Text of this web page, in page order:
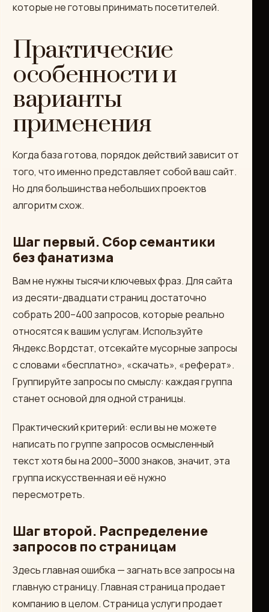
которые не готовы принимать посетителей.
Практические
особенности и
варианты
применения
Когда база готова, порядок действий зависит от
того, что именно представляет собой ваш сайт.
Но для большинства небольших проектов
алгоритм схож.
Шаг первый. Сбор семантики
без фанатизма
Вам не нужны тысячи ключевых фраз. Для сайта
из десяти-двадцати страниц достаточно
собрать 200–400 запросов, которые реально
относятся к вашим услугам. Используйте
Яндекс.Вордстат, отсекайте мусорные запросы
с словами «бесплатно», «скачать», «реферат».
Группируйте запросы по смыслу: каждая группа
станет основой для одной страницы.
Практический критерий: если вы не можете
написать по группе запросов осмысленный
текст хотя бы на 2000–3000 знаков, значит, эта
группа искусственная и её нужно
пересмотреть.
Шаг второй. Распределение
запросов по страницам
Здесь главная ошибка — загнать все запросы на
главную страницу. Главная страница продает
компанию в целом. Страница услуги продает